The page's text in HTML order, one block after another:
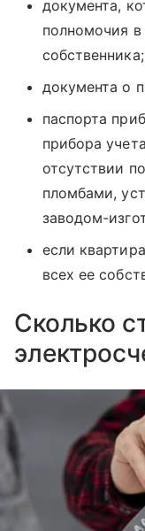
документа,
полномочия в
собственника;
документа о
паспорта
прибора
отсутствии
пломбами,
заводом-
если
всех ее
Сколько